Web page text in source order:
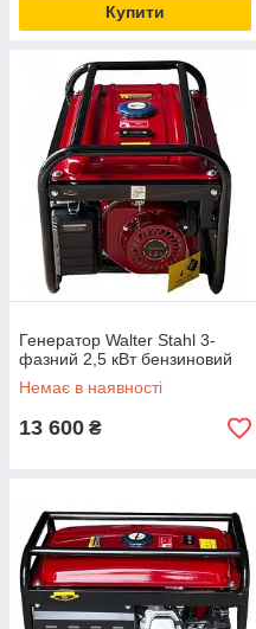
Купити
Генератор Walter Stahl 3-
фазний 2,5 кВт бензиновий
Немає в наявності
13 600 ₴